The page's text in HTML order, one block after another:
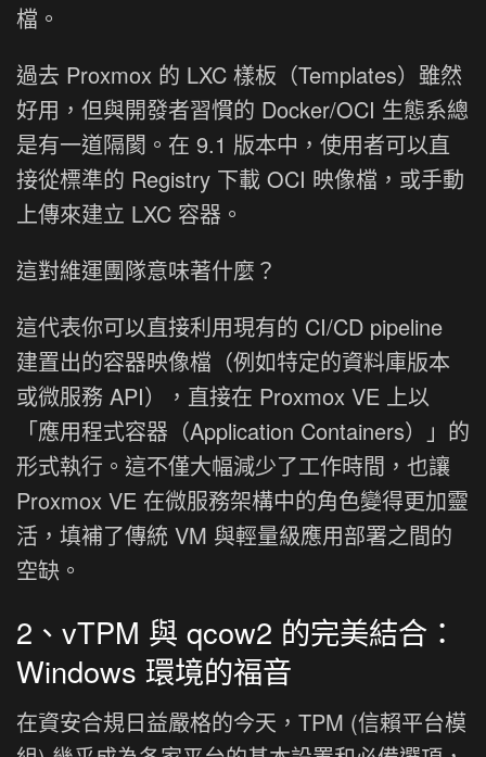
檔。
過去 Proxmox 的 LXC 樣板（Templates）雖然
好用，但與開發者習慣的 Docker/OCI 生態系總
是有一道隔閡。在 9.1 版本中，使用者可以直
接從標準的 Registry 下載 OCI 映像檔，或手動
上傳來建立 LXC 容器。
這對維運團隊意味著什麼？
這代表你可以直接利用現有的 CI/CD pipeline
建置出的容器映像檔（例如特定的資料庫版本
或微服務 API），直接在 Proxmox VE 上以
「應用程式容器（Application Containers）」的
形式執行。這不僅大幅減少了工作時間，也讓
Proxmox VE 在微服務架構中的角色變得更加靈
活，填補了傳統 VM 與輕量級應用部署之間的
空缺。
2、vTPM 與 qcow2 的完美結合：
Windows 環境的福音
在資安合規日益嚴格的今天，TPM (信賴平台模